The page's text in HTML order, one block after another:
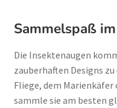
Sammelspaß
Die Insektenaugen
zauberhaften Designs
Fliege, dem
sammle sie am besten